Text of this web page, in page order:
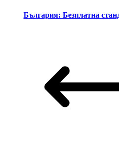
България: Безплатна